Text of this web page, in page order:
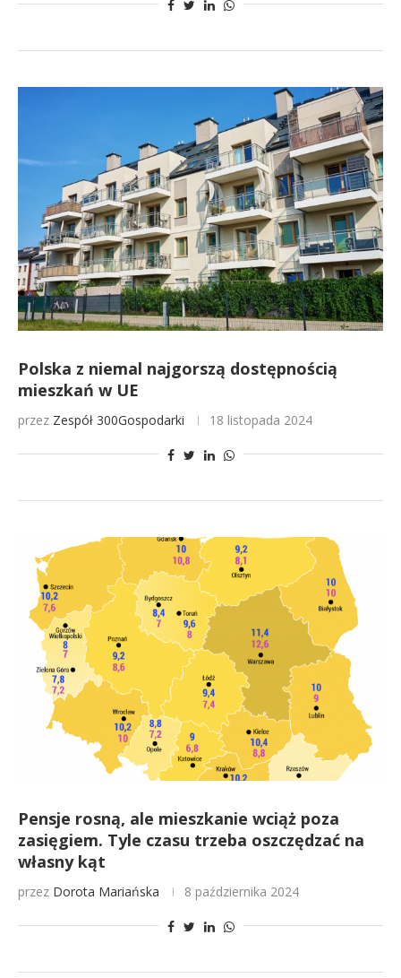
Polska z niemal najgorszą dostępnością
mieszkań w UE
przez Zespół 300Gospodarki 18 listopada 2024
Pensje rosną, ale mieszkanie wciąż poza
zasięgiem. Tyle czasu trzeba oszczędzać na
własny kąt
przez Dorota Mariańska 8 października 2024